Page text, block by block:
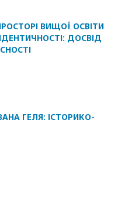
ВИЩОЇ ОСВІТИ
ДОСВІД
ГЕЛЯ: ІСТОРИКО-